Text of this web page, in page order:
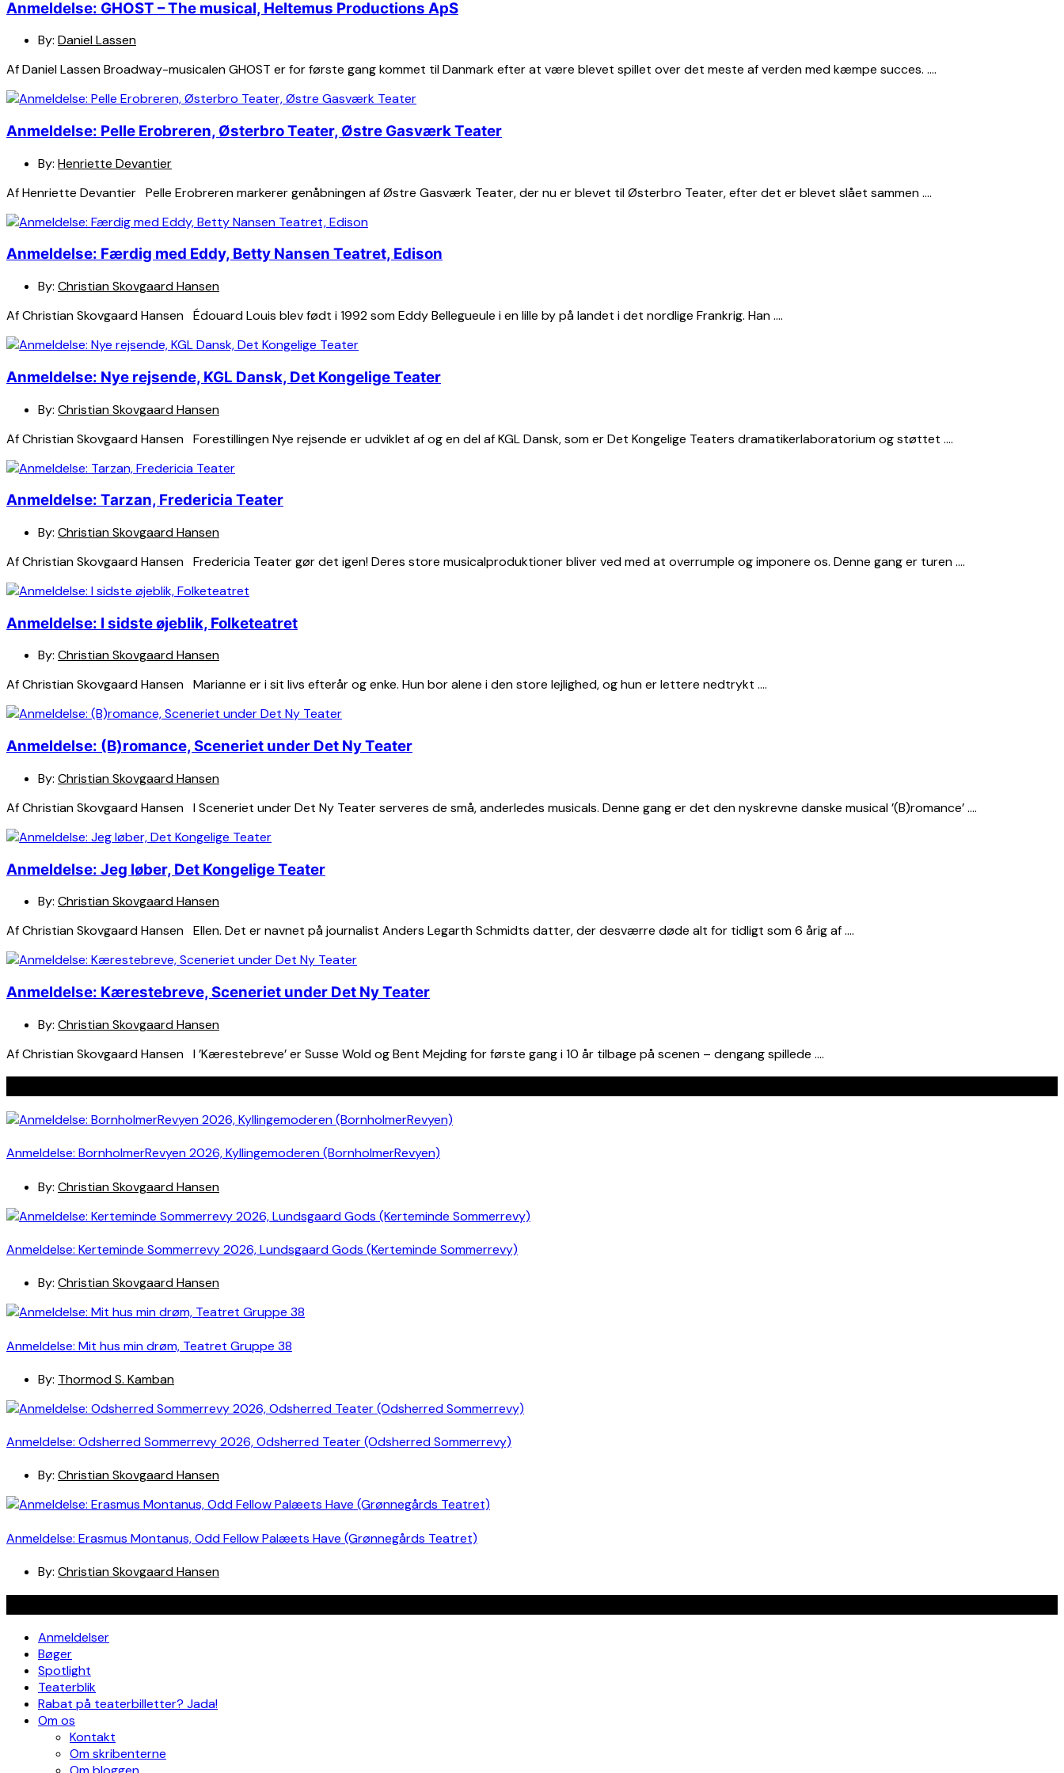
Anmeldelse: GHOST – The musical, Heltemus Productions ApS
By: Daniel Lassen
Af Daniel Lassen Broadway-musicalen GHOST er for første gang kommet til Danmark efter at være blevet spillet over det meste af verden med kæmpe succes. ….
Anmeldelse: Pelle Erobreren, Østerbro Teater, Østre Gasværk Teater
By: Henriette Devantier
Af Henriette Devantier Pelle Erobreren markerer genåbningen af Østre Gasværk Teater, der nu er blevet til Østerbro Teater, efter det er blevet slået sammen ….
Anmeldelse: Færdig med Eddy, Betty Nansen Teatret, Edison
By: Christian Skovgaard Hansen
Af Christian Skovgaard Hansen Édouard Louis blev født i 1992 som Eddy Bellegueule i en lille by på landet i det nordlige Frankrig. Han ….
Anmeldelse: Nye rejsende, KGL Dansk, Det Kongelige Teater
By: Christian Skovgaard Hansen
Af Christian Skovgaard Hansen Forestillingen Nye rejsende er udviklet af og en del af KGL Dansk, som er Det Kongelige Teaters dramatikerlaboratorium og støttet ….
Anmeldelse: Tarzan, Fredericia Teater
By: Christian Skovgaard Hansen
Af Christian Skovgaard Hansen Fredericia Teater gør det igen! Deres store musicalproduktioner bliver ved med at overrumple og imponere os. Denne gang er turen ….
Anmeldelse: I sidste øjeblik, Folketeatret
By: Christian Skovgaard Hansen
Af Christian Skovgaard Hansen Marianne er i sit livs efterår og enke. Hun bor alene i den store lejlighed, og hun er lettere nedtrykt ….
Anmeldelse: (B)romance, Sceneriet under Det Ny Teater
By: Christian Skovgaard Hansen
Af Christian Skovgaard Hansen I Sceneriet under Det Ny Teater serveres de små, anderledes musicals. Denne gang er det den nyskrevne danske musical ’(B)romance’ ….
Anmeldelse: Jeg løber, Det Kongelige Teater
By: Christian Skovgaard Hansen
Af Christian Skovgaard Hansen Ellen. Det er navnet på journalist Anders Legarth Schmidts datter, der desværre døde alt for tidligt som 6 årig af ….
Anmeldelse: Kærestebreve, Sceneriet under Det Ny Teater
By: Christian Skovgaard Hansen
Af Christian Skovgaard Hansen I ’Kærestebreve’ er Susse Wold og Bent Mejding for første gang i 10 år tilbage på scenen – dengang spillede ….
Anmeldelse: BornholmerRevyen 2026, Kyllingemoderen (BornholmerRevyen)
By: Christian Skovgaard Hansen
Anmeldelse: Kerteminde Sommerrevy 2026, Lundsgaard Gods (Kerteminde Sommerrevy)
By: Christian Skovgaard Hansen
Anmeldelse: Mit hus min drøm, Teatret Gruppe 38
By: Thormod S. Kamban
Anmeldelse: Odsherred Sommerrevy 2026, Odsherred Teater (Odsherred Sommerrevy)
By: Christian Skovgaard Hansen
Anmeldelse: Erasmus Montanus, Odd Fellow Palæets Have (Grønnegårds Teatret)
By: Christian Skovgaard Hansen
Anmeldelser
Bøger
Spotlight
Teaterblik
Rabat på teaterbilletter? Jada!
Om os
Kontakt
Om skribenterne